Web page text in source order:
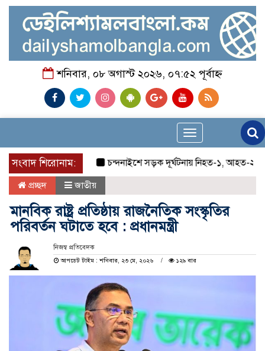
শনিবার, ০৮ অগাস্ট ২০২৬, ০৭:৫২ পূর্বাহ্ন
Toggle
navigation
সংবাদ শিরোনাম:
চন্দনাইশে সড়ক দূর্ঘটনায় নিহত-১, আহত-২
প্রচ্ছদ জাতীয়
মানবিক রাষ্ট্র প্রতিষ্ঠায় রাজনৈতিক সংস্কৃতির
পরিবর্তন ঘটাতে হবে : প্রধানমন্ত্রী
নিজস্ব প্রতিবেদক
আপডেট টাইম : শনিবার, ২৩ মে, ২০২৬
১২৯ বার